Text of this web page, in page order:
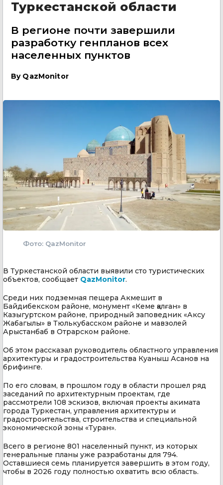
Туркестанской области
В регионе почти завершили
разработку генпланов всех
населенных пунктов
By QazMonitor
Фото: QazMonitor
В Туркестанской области выявили сто туристических
объектов, сообщает QazMonitor.
Среди них подземная пещера Акмешит в
Байдибекском районе, монумент «Кеме қалған» в
Казыгуртском районе, природный заповедник «Аксу
Жабагылы» в Тюлькубасском районе и мавзолей
Арыстанбаб в Отрарском районе.
Об этом рассказал руководитель областного управления
архитектуры и градостроительства Куаныш Асанов на
брифинге.
По его словам, в прошлом году в области прошел ряд
заседаний по архитектурным проектам, где
рассмотрели 108 эскизов, включая проекты акимата
города Туркестан, управления архитектуры и
градостроительства, строительства и специальной
экономической зоны «Туран».
Всего в регионе 801 населенный пункт, из которых
генеральные планы уже разработаны для 794.
Оставшиеся семь планируется завершить в этом году,
чтобы в 2026 году полностью охватить всю область.